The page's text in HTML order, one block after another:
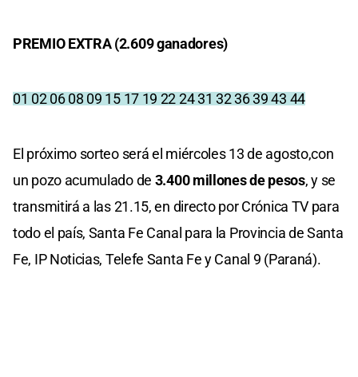
PREMIO EXTRA (2.609 ganadores)
01 02 06 08 09 15 17 19 22 24 31 32 36 39 43 44
El próximo sorteo será el miércoles 13 de agosto,con
un pozo acumulado de 3.400 millones de pesos, y se
transmitirá a las 21.15, en directo por Crónica TV para
todo el país, Santa Fe Canal para la Provincia de Santa
Fe, IP Noticias, Telefe Santa Fe y Canal 9 (Paraná).